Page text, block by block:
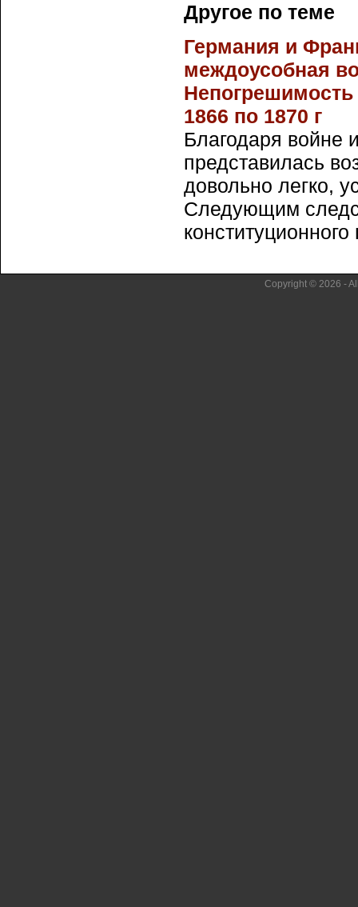
Другое по теме
Германия и
междоусобная
1866 по 1870 г
Благодаря войне
представилась
довольно легко,
Следующим
конституционного
Copyright © 2026 -